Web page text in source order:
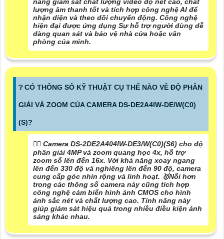
năng giám sát chất lượng video độ nét cao, chất
lượng âm thanh tốt và tích hợp công nghệ AI để
nhận diện và theo dõi chuyển động. Công nghệ
hiện đại được ứng dụng Sự hỗ trợ người dùng dễ
dàng quan sát và bảo vệ nhà cửa hoặc văn
phòng của mình.
❔ CÓ THÔNG SỐ KỸ THUẬT CỤ THỂ NÀO VỀ ĐỘ PHÂN
GIẢI VÀ ZOOM CỦA CAMERA DS-DE2A4IW-DE/W(C0)
(S)?
🙆‍♀️ Camera DS-2DE2A404IW-DE3/W(C0)(S6) cho độ
phân giải 4MP và zoom quang học 4x, hỗ trợ
zoom số lên đến 16x. Với khả năng xoay ngang
lên đến 330 độ và nghiêng lên đến 90 độ, camera
cung cấp góc nhìn rộng và linh hoạt. 🥇️Nỗi hơn
trong các thông số camera này cũng tích hợp
công nghệ cảm biến hình ảnh CMOS cho hình
ảnh sắc nét và chất lượng cao. Tính năng này
giúp giám sát hiệu quả trong nhiều điều kiện ánh
sáng khác nhau.